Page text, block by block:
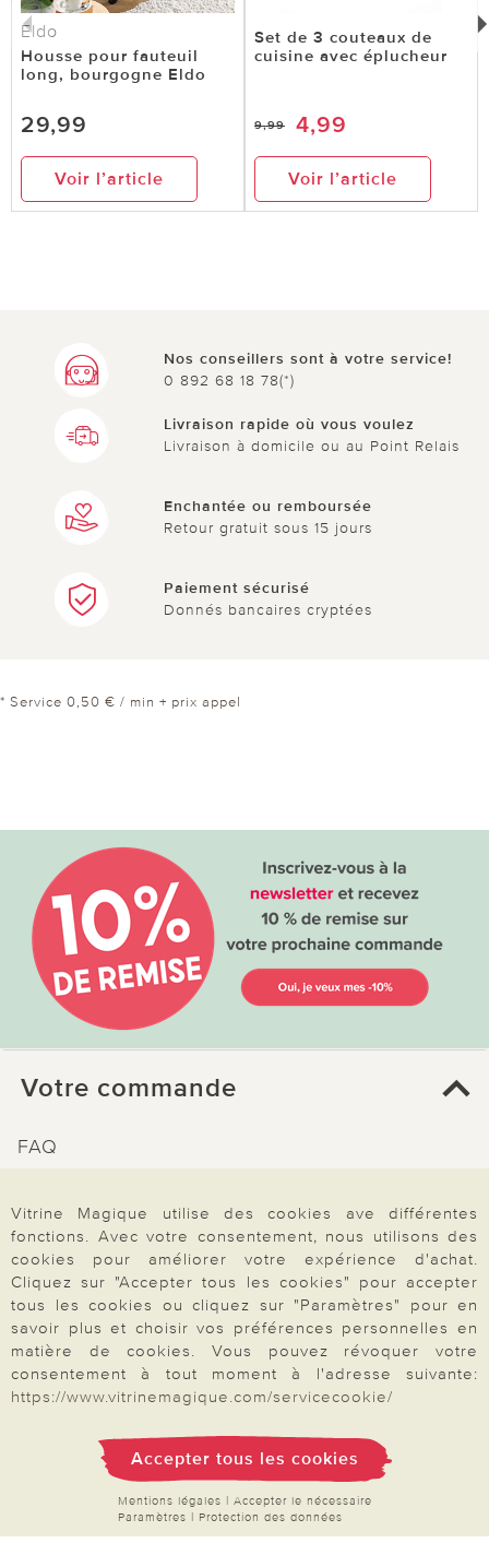
Eldo
Housse pour fauteuil
long, bourgogne Eldo
29,99
Voir l’article
Set de 3 couteaux de
cuisine avec éplucheur
9,99 4,99
Voir l’article
Nos conseillers sont à votre service!
0 892 68 18 78(*)
Livraison rapide où vous voulez
Livraison à domicile ou au Point Relais
Enchantée ou remboursée
Retour gratuit sous 15 jours
Paiement sécurisé
Donnés bancaires cryptées
* Service 0,50 € / min + prix appel
Votre commande
FAQ
Inscription Newsletter
Demande de catalogue
Données personnelles
Droit de rétractation
Rétractation
Paiement & Livraison
Vitrine Magique utilise des cookies ave différentes
fonctions. Avec votre consentement, nous utilisons des
cookies pour améliorer votre expérience d'achat.
Cliquez sur "Accepter tous les cookies" pour accepter
tous les cookies ou cliquez sur "Paramètres" pour en
savoir plus et choisir vos préférences personnelles en
matière de cookies. Vous pouvez révoquer votre
consentement à tout moment à l'adresse suivante:
https://www.vitrinemagique.com/servicecookie/
Accepter tous les cookies
Mentions légales | Accepter le nécessaire
Paramètres | Protection des données